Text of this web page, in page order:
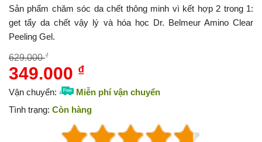
Sản phẩm chăm sóc da chết thông minh vì kết hợp 2 trong 1:
get tẩy da chết vậy lý và hóa học Dr. Belmeur Amino Clear
Peeling Gel.
629.000₫
Giá
là:
629.000 ₫.
349.000 ₫
hiện
là:
349.000 ₫.
Vận chuyển:
Miễn phí vận chuyển
Tình trạng: Còn hàng